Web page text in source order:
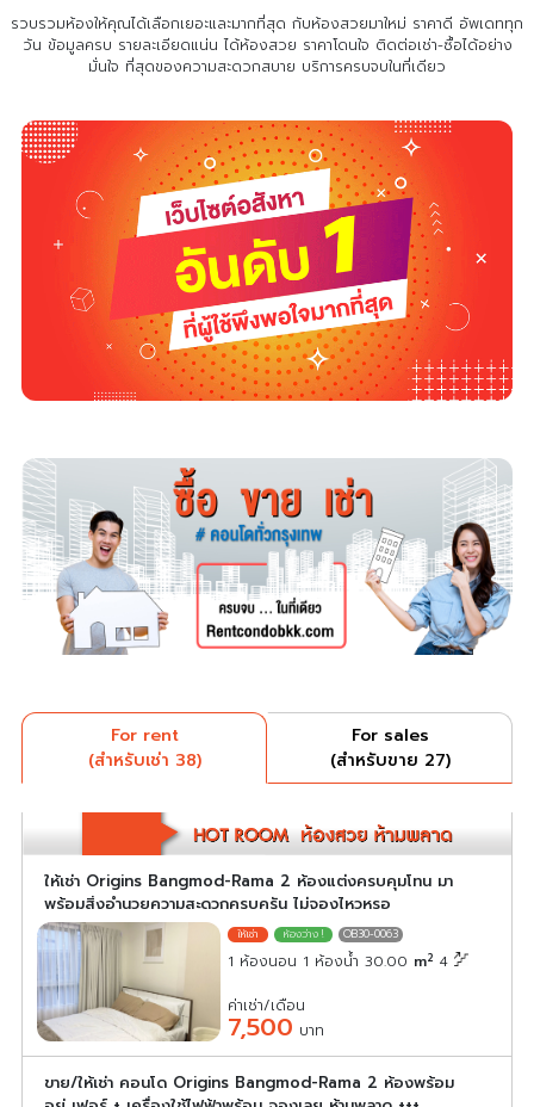
รวบรวมห้องให้คุณได้เลือกเยอะและมากที่สุด กับห้องสวยมาใหม่ ราคาดี อัพเดททุก
วัน ข้อมูลครบ รายละเอียดแน่นได้ห้องสวย ราคาโดนใจ ติดต่อเช่า-ซื้อได้อย่าง
มั่นใจ ที่สุดของความสะดวกสบาย บริการครบจบในที่เดียว
For rent
(สำหรับเช่า 38)
For sales
(สำหรับขาย 27)
ให้เช่า Origins Bangmod-Rama 2 ห้องแต่งครบคุมโทน มา
พร้อมสิ่งอำนวยความสะดวกครบครัน ไม่จองไหวหรอ
OB30-0063
1 ห้องนอน 1 ห้องน้ำ 30.00 m2 4
ค่าเช่า/เดือน
7,500 บาท
ขาย/ให้เช่า คอนโด Origins Bangmod-Rama 2 ห้องพร้อม